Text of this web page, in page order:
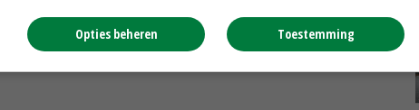
MEER MARKTPRIJZEN
Toestemming
Opties beheren